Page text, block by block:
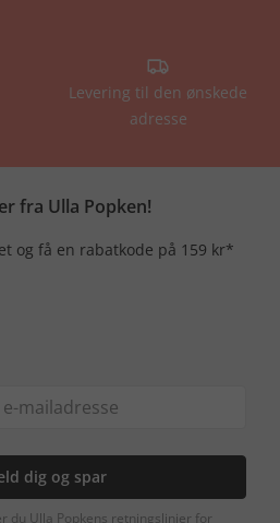
Levering til den ønskede
adresse
fra Ulla Popken!
og få en rabatkode på 159 kr*
dig og spar
du Ulla Popkens retningslinjer for